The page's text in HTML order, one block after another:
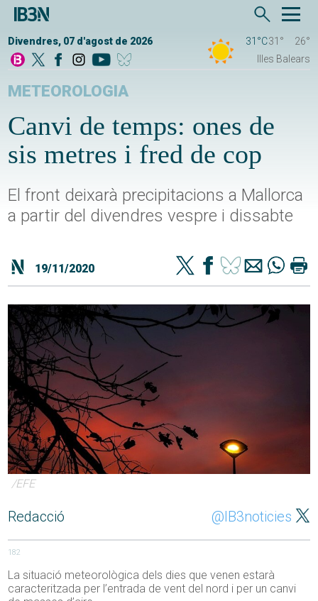
Divendres, 07 d'agost de 2026 31°C31°
26°
Illes Balears
METEOROLOGIA
Canvi de temps: ones de
sis metres i fred de cop
El front deixarà precipitacions a Mallorca
a partir del divendres vespre i dissabte
19/11/2020
/EFE
Redacció @IB3noticies
182
La situació meteorològica dels dies que venen estarà
caracteritzada per l’entrada de vent del nord i per un canvi